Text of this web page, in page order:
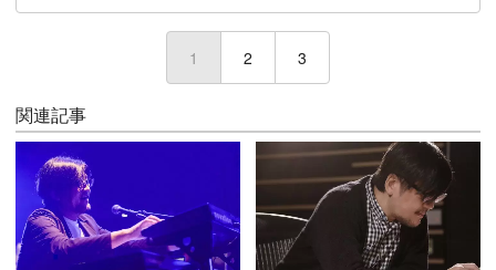
1 (current)
2 3
関連記事